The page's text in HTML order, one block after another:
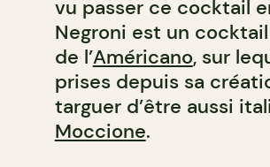
vu passer ce cocktail
Negroni est un
de l’Américano, sur
prises depuis sa
targuer d’être aussi
Moccione.